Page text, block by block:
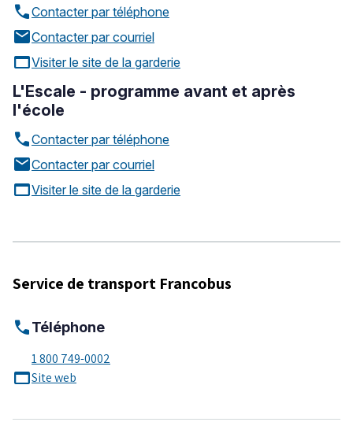
callContacter par téléphone
mailContacter par courriel
web_assetVisiter le site de la garderie
L'Escale - programme avant et après
l'école
callContacter par téléphone
mailContacter par courriel
web_assetVisiter le site de la garderie
Service de transport Francobus
callTéléphone
1 800 749-0002
web_assetSite web